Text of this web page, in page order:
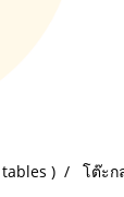
) โต๊ะก